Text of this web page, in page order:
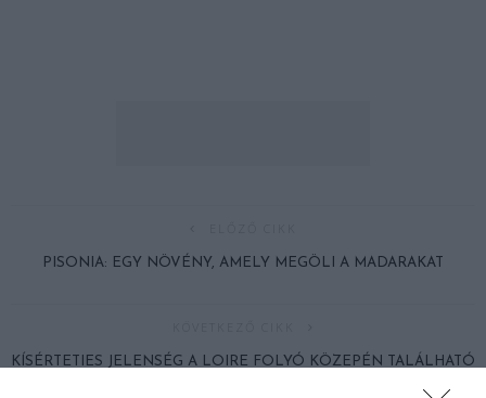
PISONIA: EGY NÖVÉNY, AMELY MEGÖLI A MADARAKAT
KÍSÉRTETIES JELENSÉG A LOIRE FOLYÓ KÖZEPÉN TALÁLHATÓ